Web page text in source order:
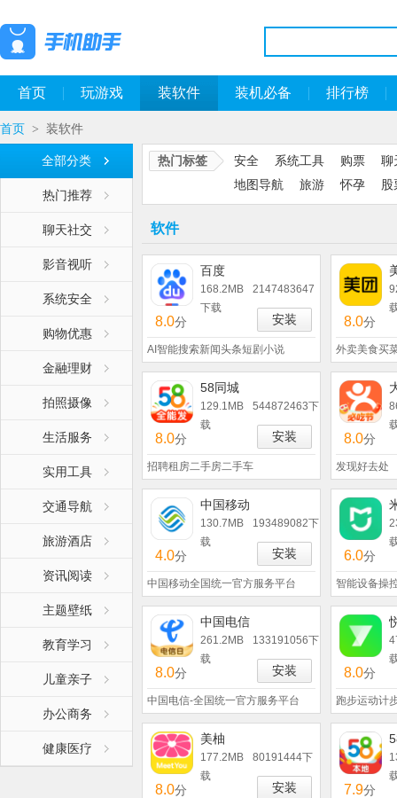
首页 玩游戏 装软件 装机必备 排行榜
首页 > 装软件
全部分类
热门推荐
聊天社交
影音视听
系统安全
购物优惠
金融理财
拍照摄像
生活服务
实用工具
交通导航
旅游酒店
资讯阅读
主题壁纸
教育学习
儿童亲子
办公商务
健康医疗
热门标签 安全 系统工具 购票
聊
地图导航
旅游 怀孕
软件
百度
168.2MB
2147483647
下载
8.0分 安装
AI智能搜索新闻头条短剧小说
8.0分
外卖美食买
58同城
129.1MB
544872463下
载
8.0分 安装
招聘租房二手房二手车
8.0分
发现好去处
中国移动
130.7MB
193489082下
载
4.0分 安装
中国移动全国统一官方服务平台
6.0分
智能设备操
中国电信
261.2MB
133191056下
载
8.0分 安装
中国电信-全国统一官方服务平台
8.0分
跑步运动计
美柚
177.2MB
80191444下
载
8.0分 安装 7.9分